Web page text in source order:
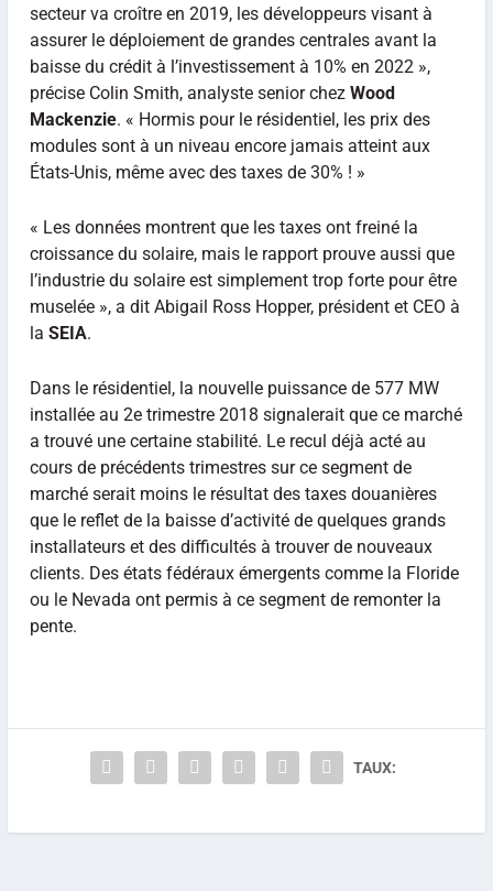
secteur va croître en 2019, les développeurs visant à
assurer le déploiement de grandes centrales avant la
baisse du crédit à l’investissement à 10% en 2022 »,
précise Colin Smith, analyste senior chez Wood
Mackenzie. « Hormis pour le résidentiel, les prix des
modules sont à un niveau encore jamais atteint aux
États-Unis, même avec des taxes de 30% ! »
« Les données montrent que les taxes ont freiné la
croissance du solaire, mais le rapport prouve aussi que
l’industrie du solaire est simplement trop forte pour être
muselée », a dit Abigail Ross Hopper, président et CEO à
la SEIA.
Dans le résidentiel, la nouvelle puissance de 577 MW
installée au 2e trimestre 2018 signalerait que ce marché
a trouvé une certaine stabilité. Le recul déjà acté au
cours de précédents trimestres sur ce segment de
marché serait moins le résultat des taxes douanières
que le reflet de la baisse d’activité de quelques grands
installateurs et des difficultés à trouver de nouveaux
clients. Des états fédéraux émergents comme la Floride
ou le Nevada ont permis à ce segment de remonter la
pente.
TAUX: